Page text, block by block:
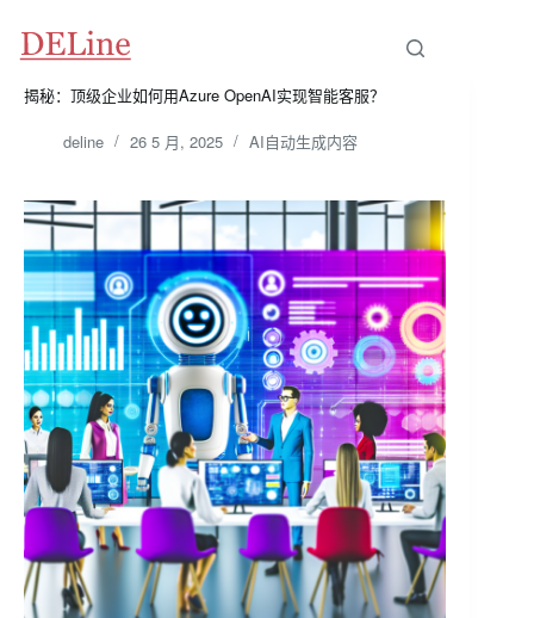
揭秘：顶级企业如何用Azure OpenAI实现智能客服？
deline 26 5 月, 2025 AI自动生成内容